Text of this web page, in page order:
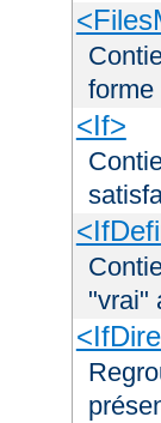
forme
<If>
"vrai"